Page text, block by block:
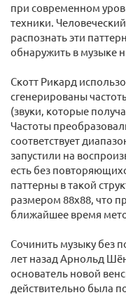
при современном
техники.
распознать эти
обнаружить в музыке
Скотт Рикард
сгенерированы
(звуки, которые
Частоты
соответствует
запустили на
есть без
паттерны в такой
размером 88х88, что
ближайшее время
Сочинить музыку без
лет назад Арнольд
основатель новой
действительно была